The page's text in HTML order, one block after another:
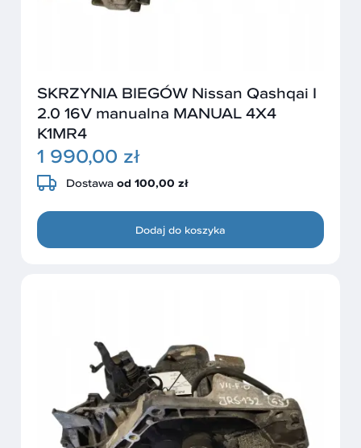
SKRZYNIA BIEGÓW Nissan Qashqai I
2.0 16V manualna MANUAL 4X4
K1MR4
1 990,00 zł
Dostawa od 100,00 zł
Dodaj do koszyka